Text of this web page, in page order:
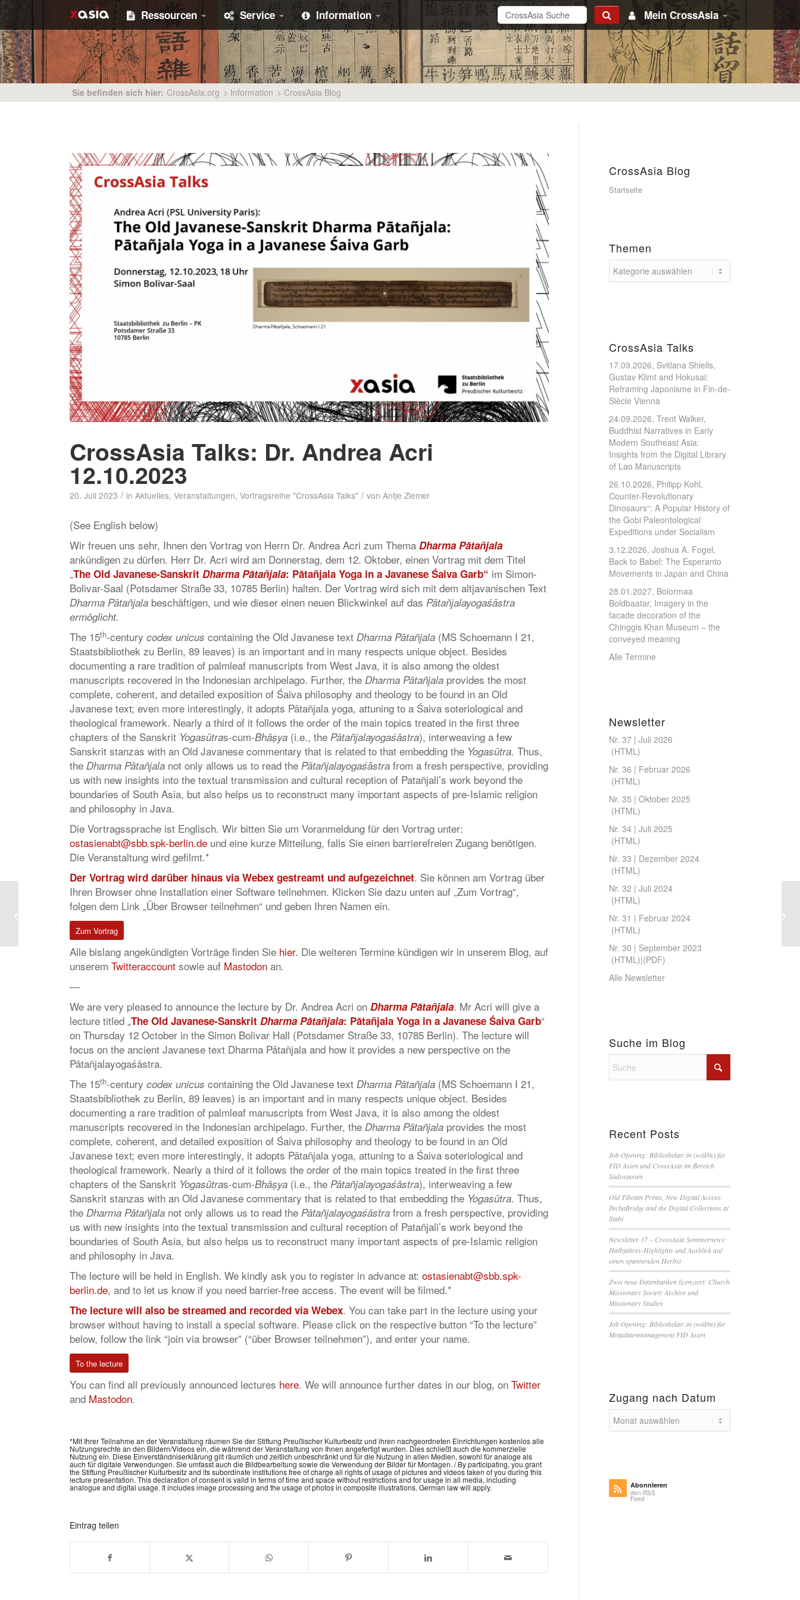
Ressourcen Service Information Mein CrossAsia
Sie befinden sich hier: CrossAsia.org > Information > CrossAsia Blog
CrossAsia Talks: Dr. Andrea Acri
12.10.2023
20. Juli 2023 / in Aktuelles, Veranstaltungen, Vortragsreihe "CrossAsia Talks" / von Antje Ziemer
(See English below)
Wir freuen uns sehr, Ihnen den Vortrag von Herrn Dr. Andrea Acri zum Thema Dharma Pātañjala
ankündigen zu dürfen. Herr Dr. Acri wird am Donnerstag, dem 12. Oktober, einen Vortrag mit dem Titel
„The Old Javanese-Sanskrit Dharma Pātañjala: Pātañjala Yoga in a Javanese Śaiva Garb“ im Simon-
Bolivar-Saal (Potsdamer Straße 33, 10785 Berlin) halten. Der Vortrag wird sich mit dem altjavanischen Text
Dharma Pātañjala beschäftigen, und wie dieser einen neuen Blickwinkel auf das Pātañjalayogaśāstra
ermöglicht.
The 15th-century codex unicus containing the Old Javanese text Dharma Pātañjala (MS Schoemann I 21,
Staatsbibliothek zu Berlin, 89 leaves) is an important and in many respects unique object. Besides
documenting a rare tradition of palmleaf manuscripts from West Java, it is also among the oldest
manuscripts recovered in the Indonesian archipelago. Further, the Dharma Pātañjala provides the most
complete, coherent, and detailed exposition of Śaiva philosophy and theology to be found in an Old
Javanese text; even more interestingly, it adopts Pātañjala yoga, attuning to a Śaiva soteriological and
theological framework. Nearly a third of it follows the order of the main topics treated in the first three
chapters of the Sanskrit Yogasūtras-cum-Bhāṣya (i.e., the Pātañjalayogaśāstra), interweaving a few
Sanskrit stanzas with an Old Javanese commentary that is related to that embedding the Yogasūtra. Thus,
the Dharma Pātañjala not only allows us to read the Pātañjalayogaśāstra from a fresh perspective, providing
us with new insights into the textual transmission and cultural reception of Patañjali’s work beyond the
boundaries of South Asia, but also helps us to reconstruct many important aspects of pre-Islamic religion
and philosophy in Java.
Die Vortragssprache ist Englisch. Wir bitten Sie um Voranmeldung für den Vortrag unter:
ostasienabt@sbb.spk-berlin.de und eine kurze Mitteilung, falls Sie einen barrierefreien Zugang benötigen.
Die Veranstaltung wird gefilmt.*
Der Vortrag wird darüber hinaus via Webex gestreamt und aufgezeichnet. Sie können am Vortrag über
Ihren Browser ohne Installation einer Software teilnehmen. Klicken Sie dazu unten auf „Zum Vortrag“,
folgen dem Link „Über Browser teilnehmen“ und geben Ihren Namen ein.
Zum Vortrag
Alle bislang angekündigten Vorträge finden Sie hier. Die weiteren Termine kündigen wir in unserem Blog, auf
unserem Twitteraccount sowie auf Mastodon an.
—
We are very pleased to announce the lecture by Dr. Andrea Acri on Dharma Pātañjala. Mr Acri will give a
lecture titled „The Old Javanese-Sanskrit Dharma Pātañjala: Pātañjala Yoga in a Javanese Śaiva Garb“
on Thursday 12 October in the Simon Bolivar Hall (Potsdamer Straße 33, 10785 Berlin). The lecture will
focus on the ancient Javanese text Dharma Pātañjala and how it provides a new perspective on the
Pātañjalayogaśāstra.
The 15th-century codex unicus containing the Old Javanese text Dharma Pātañjala (MS Schoemann I 21,
Staatsbibliothek zu Berlin, 89 leaves) is an important and in many respects unique object. Besides
documenting a rare tradition of palmleaf manuscripts from West Java, it is also among the oldest
manuscripts recovered in the Indonesian archipelago. Further, the Dharma Pātañjala provides the most
complete, coherent, and detailed exposition of Śaiva philosophy and theology to be found in an Old
Javanese text; even more interestingly, it adopts Pātañjala yoga, attuning to a Śaiva soteriological and
theological framework. Nearly a third of it follows the order of the main topics treated in the first three
chapters of the Sanskrit Yogasūtras-cum-Bhāṣya (i.e., the Pātañjalayogaśāstra), interweaving a few
Sanskrit stanzas with an Old Javanese commentary that is related to that embedding the Yogasūtra. Thus,
the Dharma Pātañjala not only allows us to read the Pātañjalayogaśāstra from a fresh perspective, providing
us with new insights into the textual transmission and cultural reception of Patañjali’s work beyond the
boundaries of South Asia, but also helps us to reconstruct many important aspects of pre-Islamic religion
and philosophy in Java.
The lecture will be held in English. We kindly ask you to register in advance at: ostasienabt@sbb.spk-
berlin.de, and to let us know if you need barrier-free access. The event will be filmed.*
The lecture will also be streamed and recorded via Webex. You can take part in the lecture using your
browser without having to install a special software. Please click on the respective button “To the lecture”
below, follow the link “join via browser” (“über Browser teilnehmen”), and enter your name.
To the lecture
You can find all previously announced lectures here. We will announce further dates in our blog, on Twitter
and Mastodon.
*Mit Ihrer Teilnahme an der Veranstaltung räumen Sie der Stiftung Preußischer Kulturbesitz und ihren nachgeordneten Einrichtungen kostenlos alle
Nutzungsrechte an den Bildern/Videos ein, die während der Veranstaltung von Ihnen angefertigt wurden. Dies schließt auch die kommerzielle
Nutzung ein. Diese Einverständniserklärung gilt räumlich und zeitlich unbeschränkt und für die Nutzung in allen Medien, sowohl für analoge als
auch für digitale Verwendungen. Sie umfasst auch die Bildbearbeitung sowie die Verwendung der Bilder für Montagen. / By participating, you grant
the Stiftung Preußischer Kulturbesitz and its subordinate institutions free of charge all rights of usage of pictures and videos taken of you during this
lecture presentation. This declaration of consent is valid in terms of time and space without restrictions and for usage in all media, including
analogue and digital usage. It includes image processing and the usage of photos in composite illustrations. German law will apply.
Eintrag teilen
CrossAsia Blog
Startseite
Themen
CrossAsia Talks
17.09.2026, Svitlana Shiells,
Gustav Klimt and Hokusai:
Reframing Japonisme in Fin-de-
Siècle Vienna
24.09.2026, Trent Walker,
Buddhist Narratives in Early
Modern Southeast Asia:
Insights from the Digital Library
of Lao Manuscripts
26.10.2026, Philipp Kohl,
Counter-Revolutionary
Dinosaurs“: A Popular History of
the Gobi Paleontological
Expeditions under Socialism
3.12.2026, Joshua A. Fogel,
Back to Babel: The Esperanto
Movements in Japan and China
28.01.2027, Bolormaa
Boldbaatar, Imagery in the
facade decoration of the
Chinggis Khan Museum – the
conveyed meaning
Alle Termine
Newsletter
Nr. 37 | Juli 2026
(HTML)
Nr. 36 | Februar 2026
(HTML)
Nr. 35 | Oktober 2025
(HTML)
Nr. 34 | Juli 2025
(HTML)
Nr. 33 | Dezember 2024
(HTML)
Nr. 32 | Juli 2024
(HTML)
Nr. 31 | Februar 2024
(HTML)
Nr. 30 | September 2023
(HTML)|(PDF)
Alle Newsletter
Suche im Blog
Recent Posts
Job Opening: Bibliothekar:in (w/d/m) für
FID Asien und CrossAsia im Bereich
Südostasien
Old Tibetan Prints, New Digital Access:
PechaBridge and the Digital Collections at
Stabi
Newsletter 37 – CrossAsia Sommernews:
Halbjahres-Highlights und Ausblick auf
einen spannenden Herbst
Zwei neue Datenbanken lizenziert: Church
Missionary Society Archive und
Missionary Studies
Job Opening: Bibliothekar:in (w/d/m) für
Metadatenmanagement FID Asien
Zugang nach Datum
Abonnieren
den RSS
Feed
Trial Extension VIP 维
普 China Academic